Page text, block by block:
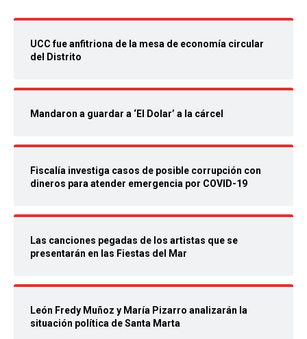
UCC fue anfitriona de la mesa de economía circular
del Distrito
Mandaron a guardar a ‘El Dolar’ a la cárcel
Fiscalía investiga casos de posible corrupción con
dineros para atender emergencia por COVID-19
Las canciones pegadas de los artistas que se
presentarán en las Fiestas del Mar
León Fredy Muñoz y María Pizarro analizarán la
situación política de Santa Marta